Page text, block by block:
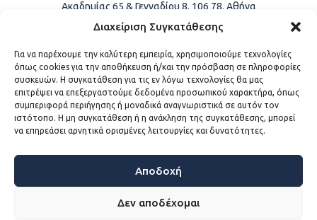
Διαχείριση Συγκατάθεσης
Για να παρέχουμε την καλύτερη εμπειρία, χρησιμοποιούμε τεχνολογίες
όπως cookies για την αποθήκευση ή/και την πρόσβαση σε πληροφορίες
συσκευών. Η συγκατάθεση για τις εν λόγω τεχνολογίες θα μας
επιτρέψει να επεξεργαστούμε δεδομένα προσωπικού χαρακτήρα, όπως
συμπεριφορά περιήγησης ή μοναδικά αναγνωριστικά σε αυτόν τον
ιστότοπο. Η μη συγκατάθεση ή η ανάκληση της συγκατάθεσης, μπορεί
να επηρεάσει αρνητικά ορισμένες λειτουργίες και δυνατότητες.
Αποδοχή
Δεν αποδέχομαι
Ακαδημίας 65 & Γενναδίου 8, 106 78, Αθήνα
Τηλέφωνα:
+30 213-2147500
Email:
info@kede.gr
ΧΡΗΣΙΜΟΙ ΣΥΝΔΕΣΜΟΙ
Η ΚΕΔΕ
Sitemap
Προσβασιμότητα
Όροι χρήσης